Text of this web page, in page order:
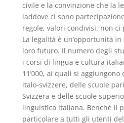
civile e la convinzione che la
laddove ci sono
regole, valori condivisi, non
La legalità è un’opportunità
loro futuro. Il numero degli
i corsi di lingua e cultura
11’000, ai quali si
italo-svizzere, delle scuole
Svizzera e delle scuole
linguistica italiana. Benché il
particolare a tutti gli utenti